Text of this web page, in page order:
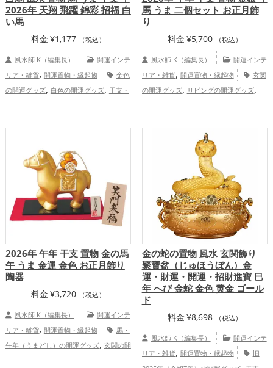
2026年 天翔 飛躍 錦彩 招福 白
い馬
料金 ¥1,177 （税込）
風水師 K（編集長）
開運インテ
リア・雑貨, 開運置物・縁起物
金色
の開運グッズ, 白色の開運グッズ, 干支・
和8年）の開運グッズ
仕事運アップ,健康運アップ
族運アップ,総合運・全体運アップ
馬 うま 二個セット お正月飾
り
料金 ¥5,700 （税込）
風水師 K（編集長）
開運インテ
リア・雑貨, 開運置物・縁起物
玄関
の開運グッズ, リビングの開運グッズ,
馬・午年（うまどし）
恋愛運アップ
金運アップ,仕事運アップ
,家庭運・家族運アップ
運・全体運アップ
2026年 午年 干支 置物 金の馬
午 うま 金運 金色 お正月飾り
陶器
料金 ¥3,720 （税込）
風水師 K（編集長）
開運インテ
リア・雑貨, 開運置物・縁起物
馬・
午年（うまどし）の開運グッズ, 玄関の開
金の蛇の置物 風水 玄関飾り
聚寶盆（じゅほうぼん）金
運・財運・開運・招財進寶 巳
年 へび 金蛇 金色 黄金 ゴール
ド
料金 ¥8,698 （税込）
風水師 K（編集長）
開運インテ
リア・雑貨, 開運置物・縁起物
旧